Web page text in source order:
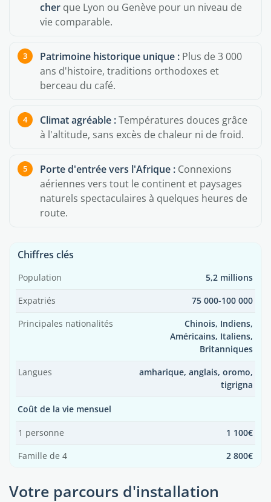
cher que Lyon ou Genève pour un niveau de
vie comparable.
Patrimoine historique unique : Plus de 3 000
ans d'histoire, traditions orthodoxes et
berceau du café.
Climat agréable :Températures douces grâce
à l'altitude, sans excès de chaleur ni de froid.
Porte d'entrée vers l'Afrique : Connexions
aériennes vers tout le continent et paysages
naturels spectaculaires à quelques heures de
route.
Chiffres clés
Population 5,2 millions
Expatriés 75 000-100 000
Principales nationalités
Chinois, Indiens,
Américains, Italiens,
Britanniques
Langues
amharique, anglais, oromo,
tigrigna
Coût de la vie mensuel
1 personne 1 100€
Famille de 4 2 800€
Votre parcours d'installation